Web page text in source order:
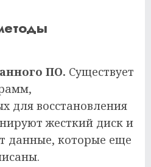
ПО. Существует
для восстановления
жесткий диск и
данные, которые еще